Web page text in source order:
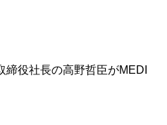
締役社長の高野哲臣がMEDI